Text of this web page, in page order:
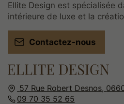
57 Rue Robert Desnos,
09 70 35 52 65
Ellite Design est spécialisée
intérieure de luxe et la
Contactez-nous